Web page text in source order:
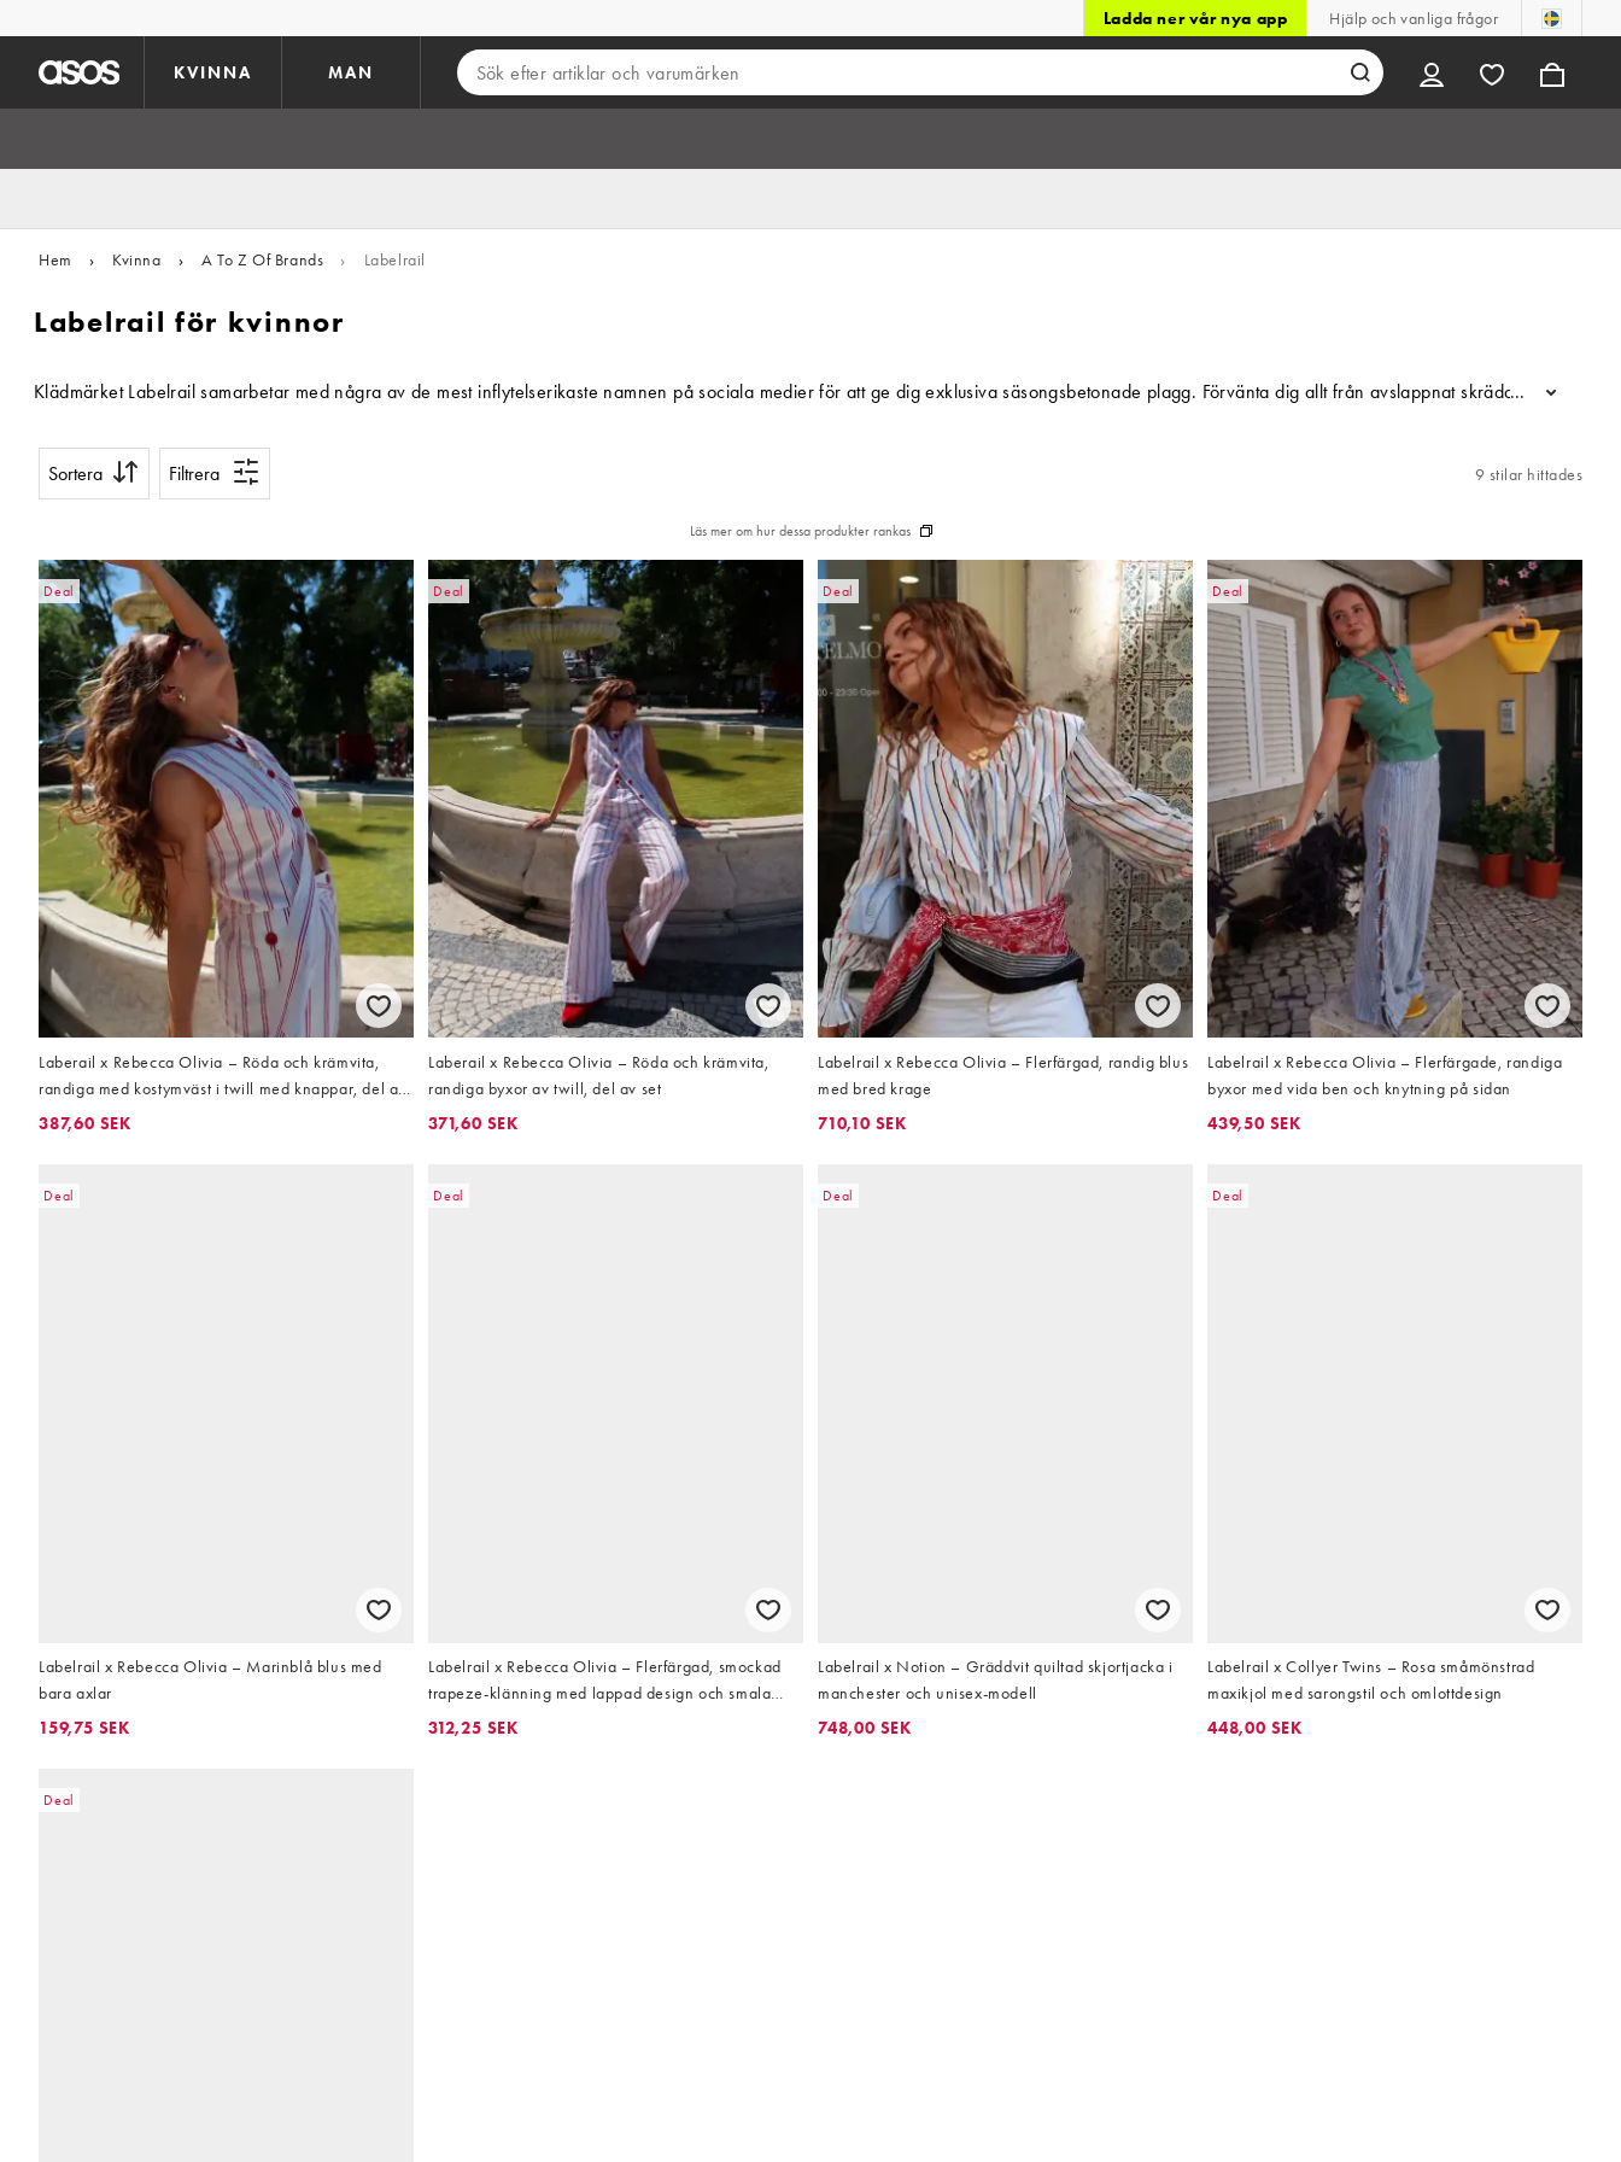
Ladda ner vår nya app Hjälp och vanliga frågor
KVINNA MAN
Hem › Kvinna › A To Z Of Brands › Labelrail
Labelrail för kvinnor
Klädmärket Labelrail samarbetar med några av de mest inflytelserikaste namnen på sociala medier för att ge dig exklusiva säsongsbetonade plagg. Förvänta dig allt från avslappnat skräddat och
...
Sortera Filtrera 9 stilar hittades
Läs mer om hur dessa produkter rankas
Deal
Laberail x Rebecca Olivia – Röda och krämvita,
randiga med kostymväst i twill med knappar, del av
set
387,60 SEK
Deal
Laberail x Rebecca Olivia – Röda och krämvita,
randiga byxor av twill, del av set
371,60 SEK
Deal
Labelrail x Rebecca Olivia – Flerfärgad, randig blus
med bred krage
710,10 SEK
Deal
Labelrail x Rebecca Olivia – Flerfärgade, randiga
byxor med vida ben och knytning på sidan
439,50 SEK
Deal
Labelrail x Rebecca Olivia – Marinblå blus med
bara axlar
159,75 SEK
Deal
Labelrail x Rebecca Olivia – Flerfärgad, smockad
trapeze-klänning med lappad design och smala
axelband
312,25 SEK
Deal
Labelrail x Notion – Gräddvit quiltad skjortjacka i
manchester och unisex-modell
748,00 SEK
Deal
Labelrail x Collyer Twins – Rosa småmönstrad
maxikjol med sarongstil och omlottdesign
448,00 SEK
Deal